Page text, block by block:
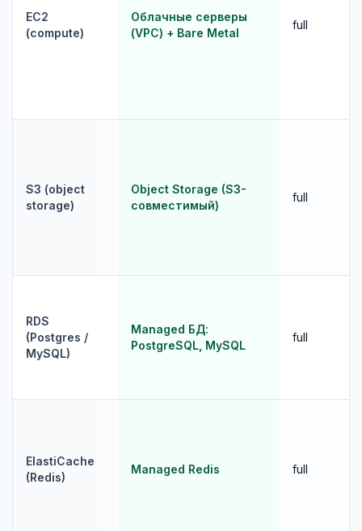
EC2
(compute)
Облачные серверы
(VPC) + Bare Metal
full
S3 (object
storage)
Object Storage (S3-
совместимый)
full
RDS
(Postgres /
MySQL)
Managed БД:
PostgreSQL, MySQL
full
ElastiCache
(Redis)
Managed Redis full